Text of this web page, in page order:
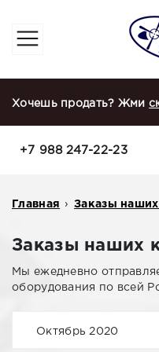
Хочешь продать? Жми
+7 988 247-22-23
Главная › Заказы
Заказы наших
Мы ежедневно
оборудования по всей
Октябрь 2020